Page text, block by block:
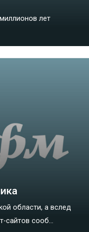
лет
области, а вслед
сайтов сооб...